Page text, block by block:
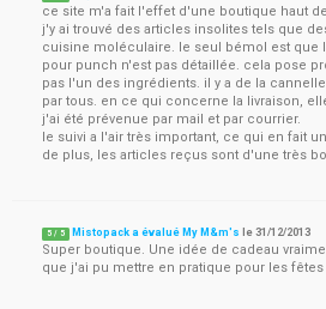
ce site m'a fait l'effet d'une boutique haut
j'y ai trouvé des articles insolites tels que
cuisine moléculaire. le seul bémol est que
pour punch n'est pas détaillée. cela pose
pas l'un des ingrédients. il y a de la
par tous. en ce qui concerne la livraison,
j'ai été prévenue par mail et par courrier.
le suivi a l'air très important, ce qui en fait
de plus, les articles reçus sont d'une très
5 / 5 Mistopack a évalué My M&m's le31/12/2013
Super boutique. Une idée de cadeau
que j'ai pu mettre en pratique pour les fêtes